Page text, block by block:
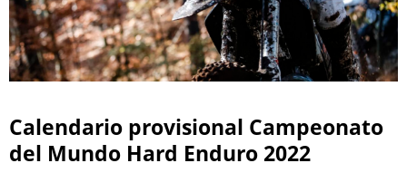
Calendario provisional Campeonato
del Mundo Hard Enduro 2022